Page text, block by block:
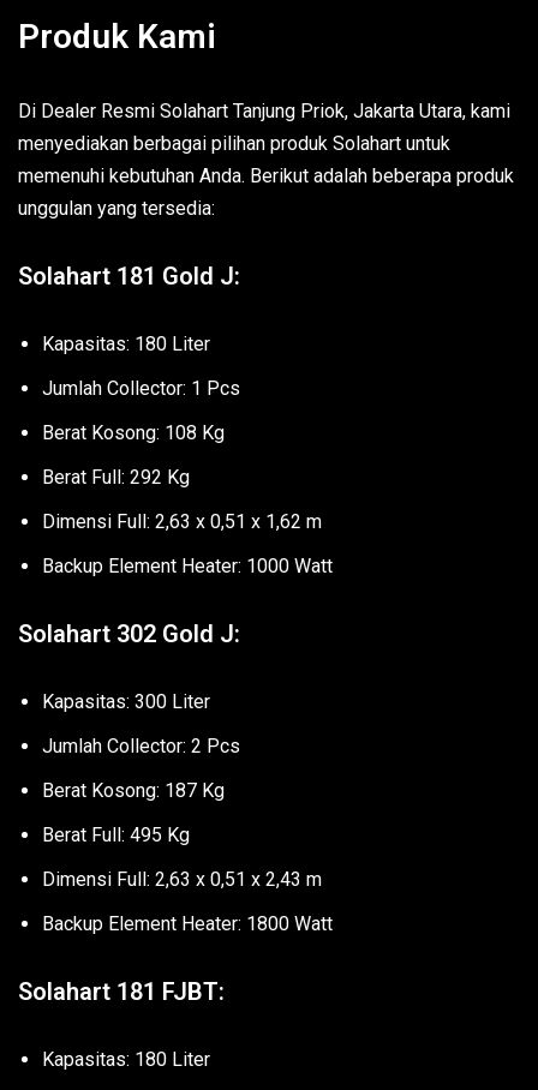
Produk Kami
Di Dealer Resmi Solahart Tanjung Priok, Jakarta Utara, kami
menyediakan berbagai pilihan produk Solahart untuk
memenuhi kebutuhan Anda. Berikut adalah beberapa produk
unggulan yang tersedia:
Solahart 181 Gold J:
Kapasitas: 180 Liter
Jumlah Collector: 1 Pcs
Berat Kosong: 108 Kg
Berat Full: 292 Kg
Dimensi Full: 2,63 x 0,51 x 1,62 m
Backup Element Heater: 1000 Watt
Solahart 302 Gold J:
Kapasitas: 300 Liter
Jumlah Collector: 2 Pcs
Berat Kosong: 187 Kg
Berat Full: 495 Kg
Dimensi Full: 2,63 x 0,51 x 2,43 m
Backup Element Heater: 1800 Watt
Solahart 181 FJBT:
Kapasitas: 180 Liter